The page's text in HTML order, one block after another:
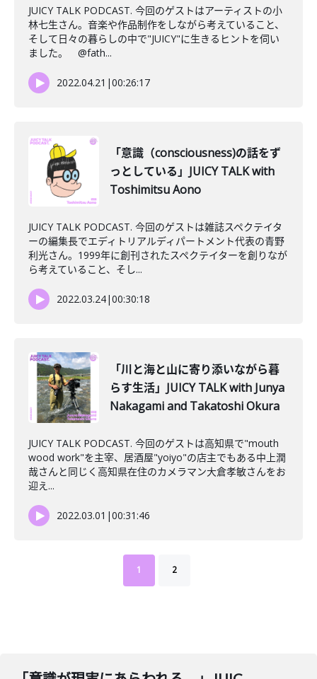
JUICY TALK PODCAST. 今回のゲストはアーティストの小
林七生さん。音楽や作品制作をしながら考えていること、
そして日々の暮らしの中で"JUICY"に生きるヒントを伺い
ました。 @fath...
2022.04.21 |00:26:17
「意識（consciousness)の話をず
っとしている」JUICY TALK with
Toshimitsu Aono
JUICY TALK PODCAST. 今回のゲストは雑誌スペクテイタ
ーの編集長でエディトリアルディパートメント代表の青野
利光さん。1999年に創刊されたスペクテイターを創りなが
ら考えていること、そし...
2022.03.24|00:30:18
「川と海と山に寄り添いながら暮
らす生活」JUICY TALK with Junya
Nakagami and Takatoshi Okura
JUICY TALK PODCAST. 今回のゲストは高知県で"mouth
wood work"を主宰、居酒屋"yoiyo"の店主でもある中上潤
哉さんと同じく高知県在住のカメラマン大倉孝敏さんをお
迎え...
2022.03.01 |00:31:46
1 2